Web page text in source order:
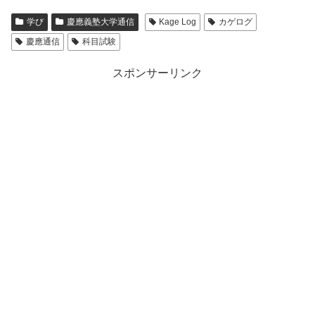
学び 慶應義塾大学通信 Kage Log
カゲログ
慶應通信
科目試験
スポンサーリンク